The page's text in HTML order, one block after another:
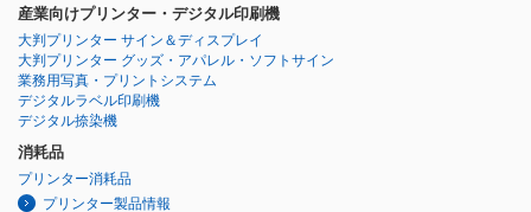
産業向けプリンター・デジタル印刷機
大判プリンター サイン＆ディスプレイ
大判プリンター グッズ・アパレル・ソフトサイン
業務用写真・プリントシステム
デジタルラベル印刷機
デジタル捺染機
消耗品
プリンター消耗品
プリンター製品情報